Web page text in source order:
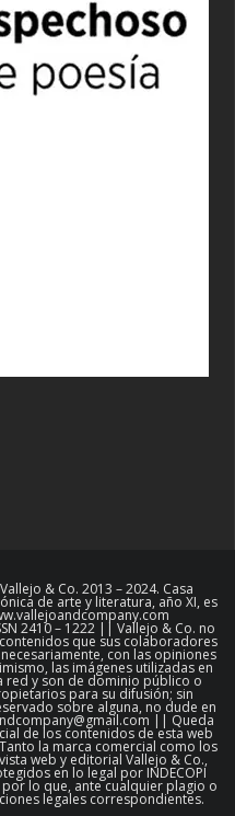
& Co. 2013 – 2024. Casa
de arte y literatura, año XI, es
2410 – 1222 || Vallejo & Co. no
que sus colaboradores
con las opiniones
las imágenes utilizadas en
red y son de dominio público o
para su difusión; sin
sobre alguna, no dude en
|| Queda
de los contenidos de esta web
la marca comercial como los
web y editorial Vallejo & Co.,
en lo legal por INDECOPI
lo que, ante cualquier plagio o
legales correspondientes.